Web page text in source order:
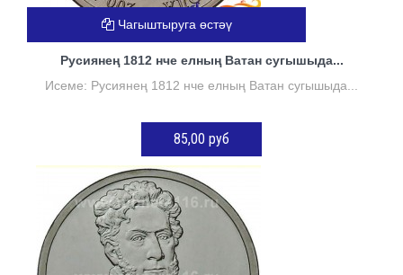
Русиянең 1812 нче елның Ватан сугышыда...
Исеме: Русиянең 1812 нче елның Ватан сугышыда...
85,00 руб
КӘРҖИНГӘ ӨСТӘҮ
Чагыштыруга өстәү